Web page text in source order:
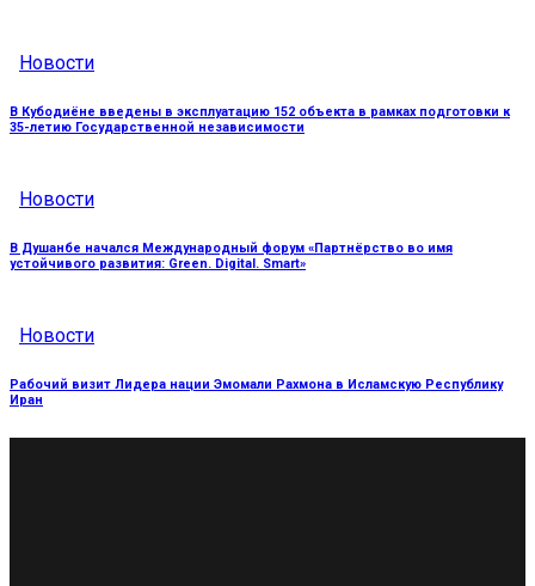
Новости
В Кубодиёне введены в эксплуатацию 152 объекта в рамках подготовки к
35-летию Государственной независимости
Новости
В Душанбе начался Международный форум «Партнёрство во имя
устойчивого развития: Green. Digital. Smart»
Новости
Рабочий визит Лидера нации Эмомали Рахмона в Исламскую Республику
Иран